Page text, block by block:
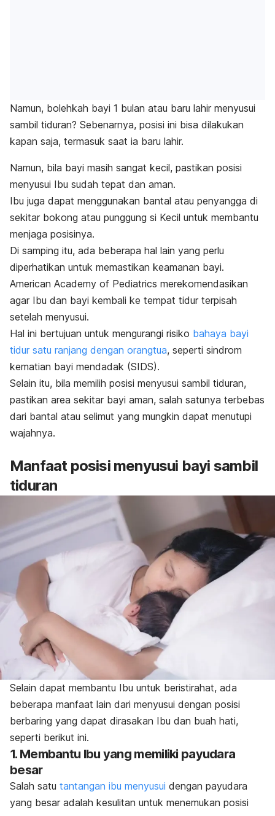
Namun, bolehkah bayi 1 bulan atau baru lahir menyusui
sambil tiduran? Sebenarnya, posisi ini bisa dilakukan
kapan saja, termasuk saat ia baru lahir.
Namun, bila bayi masih sangat kecil, pastikan posisi
menyusui Ibu sudah tepat dan aman.
Ibu juga dapat menggunakan bantal atau penyangga di
sekitar bokong atau punggung si Kecil untuk membantu
menjaga posisinya.
Di samping itu, ada beberapa hal lain yang perlu
diperhatikan untuk memastikan keamanan bayi.
American Academy of Pediatrics merekomendasikan
agar Ibu dan bayi kembali ke tempat tidur terpisah
setelah menyusui.
Hal ini bertujuan untuk mengurangi risiko bahaya bayi
tidur satu ranjang dengan orangtua, seperti sindrom
kematian bayi mendadak (SIDS).
Selain itu, bila memilih posisi menyusui sambil tiduran,
pastikan area sekitar bayi aman, salah satunya terbebas
dari bantal atau selimut yang mungkin dapat menutupi
wajahnya.
Manfaat posisi menyusui bayi sambil
tiduran
Selain dapat membantu Ibu untuk beristirahat, ada
beberapa manfaat lain dari menyusui dengan posisi
berbaring yang dapat dirasakan Ibu dan buah hati,
seperti berikut ini.
1. Membantu Ibu yang memiliki payudara
besar
Salah satu tantangan ibu menyusui dengan payudara
yang besar adalah kesulitan untuk menemukan posisi